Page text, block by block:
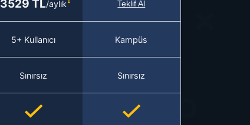
3529 TL/aylık Teklif Al
5+ Kullanıcı Kampüs
Sınırsız Sınırsız